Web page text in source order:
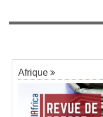
Afrique